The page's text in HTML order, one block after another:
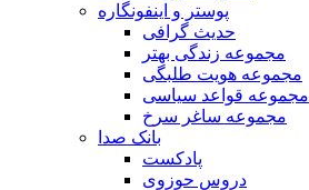
پوستر و اینفونگاره
حدیث گرافی
مجموعه زندگی بهتر
مجموعه هویت طلبگی
مجموعه قواعد سیاسی
مجموعه ساغر سرخ
بانک صدا
پادکست
دروس حوزوی